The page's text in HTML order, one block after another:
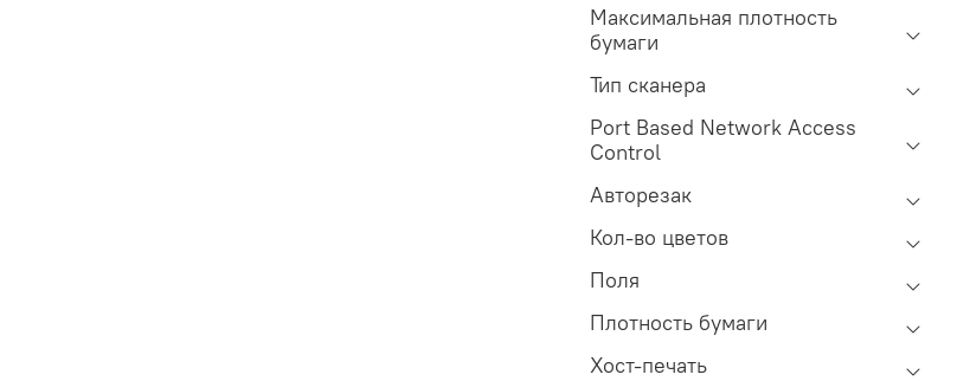
Максимальная плотность
бумаги
Тип сканера
Port Based Network Access
Control
Авторезак
Кол-во цветов
Поля
Плотность бумаги
Хост-печать